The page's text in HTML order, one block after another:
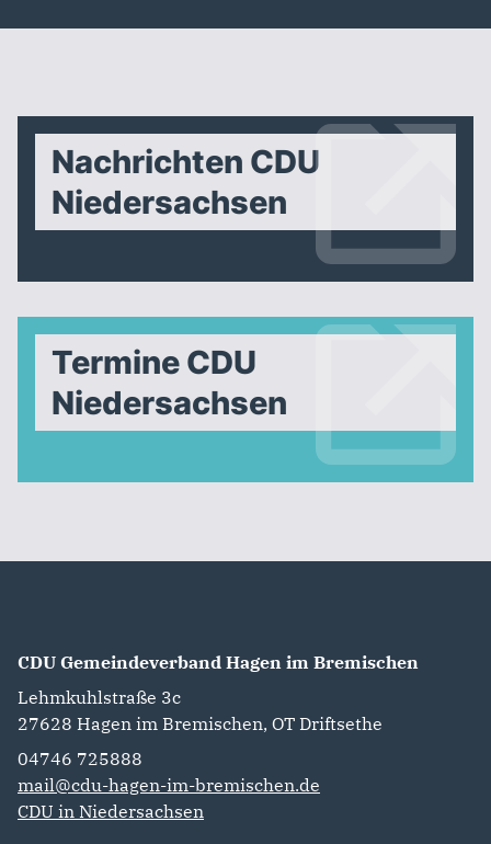
Nachrichten CDU
Niedersachsen
Termine CDU
Niedersachsen
CDU Gemeindeverband Hagen im Bremischen
Lehmkuhlstraße 3c
27628 Hagen im Bremischen, OT Driftsethe
04746 725888‬
mail@cdu-hagen-im-bremischen.de
CDU in Niedersachsen